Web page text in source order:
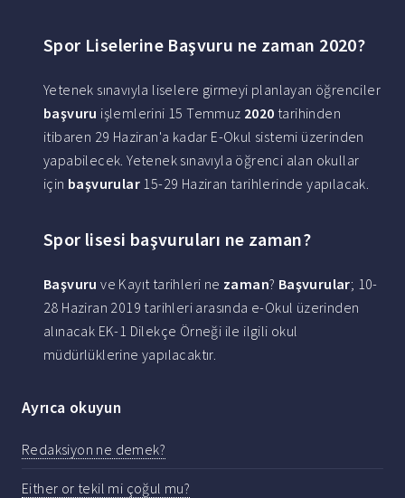
Spor Liselerine Başvuru ne zaman 2020?
Yetenek sınavıyla liselere girmeyi planlayan öğrenciler
başvuru işlemlerini 15 Temmuz 2020 tarihinden
itibaren 29 Haziran'a kadar E-Okul sistemi üzerinden
yapabilecek. Yetenek sınavıyla öğrenci alan okullar
için başvurular 15-29 Haziran tarihlerinde yapılacak.
Spor lisesi başvuruları ne zaman?
Başvuru ve Kayıt tarihleri ne zaman? Başvurular; 10-
28 Haziran 2019 tarihleri arasında e-Okul üzerinden
alınacak EK-1 Dilekçe Örneği ile ilgili okul
müdürlüklerine yapılacaktır.
Ayrıca okuyun
Redaksiyon ne demek?
Either or tekil mi çoğul mu?